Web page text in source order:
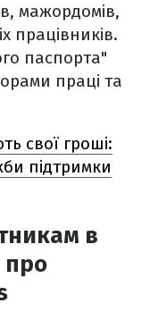
мажордомів,
працівників.
паспорта"
праці та
свої гроші:
підтримки
в
про